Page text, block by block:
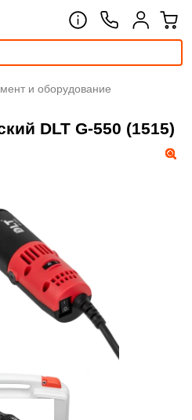
и оборудование
DLT G-550 (1515)